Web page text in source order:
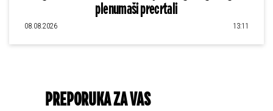
plenumaši precrtali
08.08.2026 13:11
PREPORUKA ZA VAS